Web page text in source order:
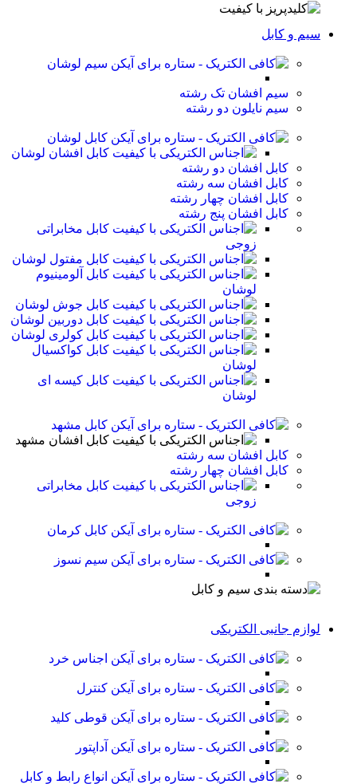
سیم و کابل
سیم لوشان
سیم افشان تک رشته
سیم نایلون دو رشته
کابل لوشان
کابل افشان لوشان
کابل افشان دو رشته
کابل افشان سه رشته
کابل افشان چهار رشته
کابل افشان پنج رشته
کابل مخابراتی
زوجی
کابل مفتول لوشان
کابل آلومینیوم
لوشان
کابل جوش لوشان
کابل دوربین لوشان
کابل کولری لوشان
کابل کواکسیال
لوشان
کابل کیسه ای
لوشان
کابل مشهد
کابل افشان مشهد
کابل افشان سه رشته
کابل افشان چهار رشته
کابل مخابراتی
زوجی
کابل کرمان
سیم نسوز
لوازم جانبی الکتریکی
اجناس خرد
کنترل
قوطی کلید
آداپتور
انواع رابط و کابل